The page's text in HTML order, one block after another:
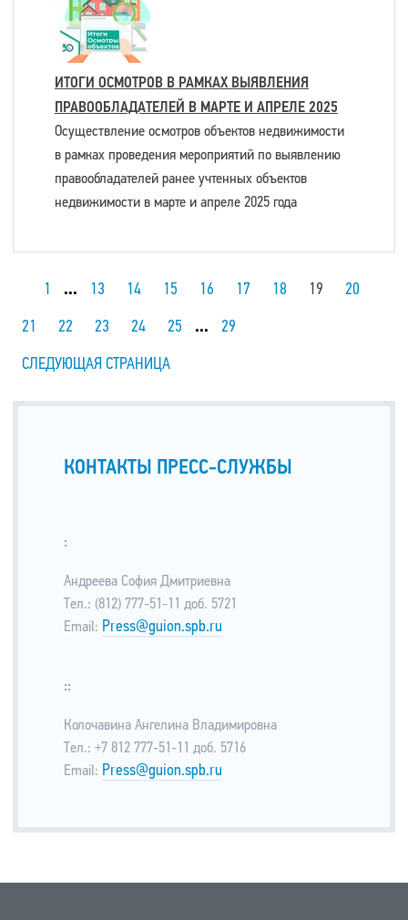
ИТОГИ ОСМОТРОВ В РАМКАХ ВЫЯВЛЕНИЯ
ПРАВООБЛАДАТЕЛЕЙ В МАРТЕ И АПРЕЛЕ 2025
Осуществление осмотров объектов недвижимости
в рамках проведения мероприятий по выявлению
правообладателей ранее учтенных объектов
недвижимости в марте и апреле 2025 года
1 ... 13 14 15 16 17 18 19
20
21
22 23 24 25 ...
29
СЛЕДУЮЩАЯ СТРАНИЦА
КОНТАКТЫ ПРЕСС-СЛУЖБЫ
:
Андреева София Дмитриевна
Тел.: (812) 777-51-11 доб. 5721
Email: Press@guion.spb.ru
::
Колочавина Ангелина Владимировна
Тел.: +7 812 777-51-11 доб. 5716
Email: Press@guion.spb.ru